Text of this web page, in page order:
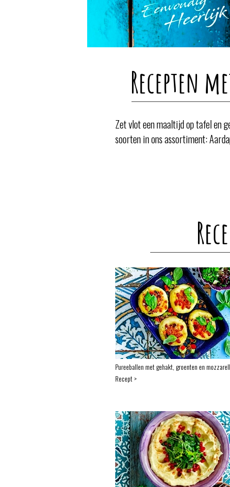
Recepten
Zet vlot een maaltijd op tafel en
soorten in ons assortiment:
Pureeballen met gehakt, groenten en
Recept >